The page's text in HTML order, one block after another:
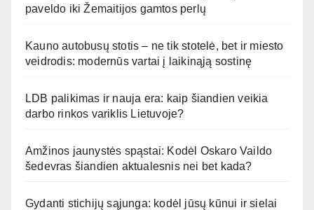
paveldo iki Žemaitijos gamtos perlų
Kauno autobusų stotis – ne tik stotelė, bet ir miesto
veidrodis: modernūs vartai į laikinąją sostinę
LDB palikimas ir nauja era: kaip šiandien veikia
darbo rinkos variklis Lietuvoje?
Amžinos jaunystės spąstai: Kodėl Oskaro Vaildo
šedevras šiandien aktualesnis nei bet kada?
Gydanti stichijų sąjunga: kodėl jūsų kūnui ir sielai